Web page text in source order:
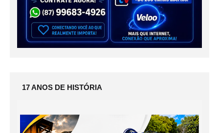
17 ANOS DE HISTÓRIA